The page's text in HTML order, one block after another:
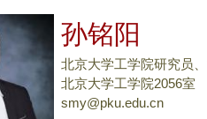
孙铭阳
北京大学工学院研究员
北京大学工学院2056室
smy@pku.edu.cn